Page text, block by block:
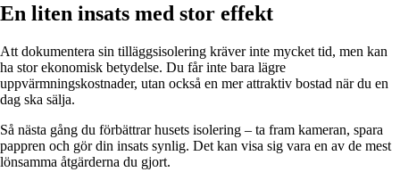
En liten insats med stor effekt
Att dokumentera sin tilläggsisolering kräver inte mycket tid, men kan
ha stor ekonomisk betydelse. Du får inte bara lägre
uppvärmningskostnader, utan också en mer attraktiv bostad när du en
dag ska sälja.
Så nästa gång du förbättrar husets isolering – ta fram kameran, spara
pappren och gör din insats synlig. Det kan visa sig vara en av de mest
lönsamma åtgärderna du gjort.